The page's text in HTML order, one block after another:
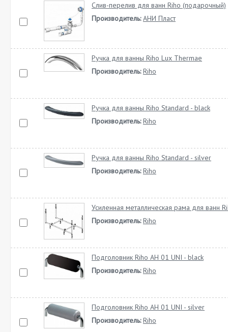
Слив-перелив для ванн Riho (подарочный)
Производитель: АНИ Пласт
Ручка для ванны Riho Lux Thermae
Производитель: Riho
Ручка для ванны Riho Standard - black
Производитель: Riho
Ручка для ванны Riho Standard - silver
Производитель: Riho
Усиленная металлическая рама для ванн
Производитель: Riho
Подголовник Riho AH 01 UNI - black
Производитель: Riho
Подголовник Riho AH 01 UNI - silver
Производитель: Riho